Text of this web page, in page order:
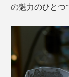
の魅力のひとつ